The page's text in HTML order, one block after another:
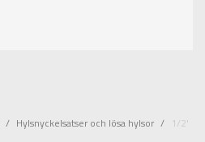
Hylsnyckelsatser och lösa hylsor 1/2"